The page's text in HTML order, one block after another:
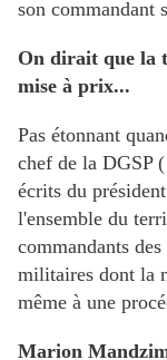
son commandant
On dirait que la
mise à prix...
Pas étonnant
chef de la DGSP
écrits du
l'ensemble du
commandants
militaires dont la
même à une
Marion